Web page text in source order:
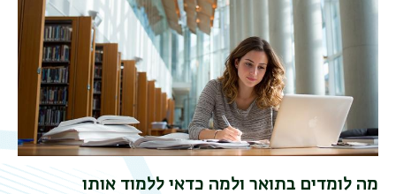
מה לומדים בתואר ולמה כדאי ללמוד אותו